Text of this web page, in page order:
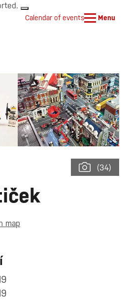
Calendar of events Menu
(34)
map